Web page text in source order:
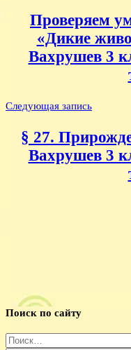
записям
Проверяем
«Дикие
Вахрушев 3
Следующая запись
§ 27.
Вахрушев 3
Поиск по сайту
Найти: